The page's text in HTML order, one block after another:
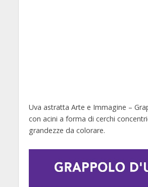
Uva astratta Arte e Immagine –
con acini a forma di cerchi
grandezze da colorare.